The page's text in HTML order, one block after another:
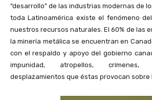
“desarrollo” de las industrias modernas de
toda Latinoamérica existe el fenómeno
nuestros recursos naturales. El 60% de las
la minería metálica se encuentran en
con el respaldo y apoyo del gobierno
impunidad, atropellos, crímenes,
desplazamientos que éstas provocan sobre